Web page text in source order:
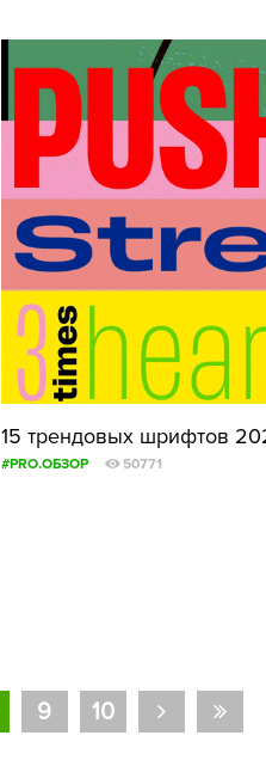
15 трендовых шрифтов
#PRO.ОБЗОР 50771
9 10